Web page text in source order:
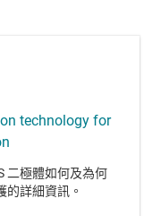
technology for
二極體如何及為何
的詳細資訊。